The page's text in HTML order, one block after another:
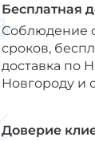
Бесплатная
Соблюдение
сроков,
доставка по
Новгороду и
Доверие